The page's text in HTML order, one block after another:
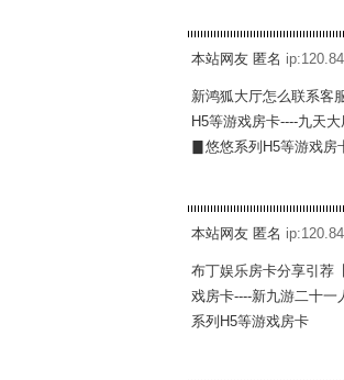
本站网友 匿名
新鸿狐大厅怎么联系
H5等游戏房卡----九天
▊悠悠系列H5等游戏房
本站网友 匿名
布丁娱乐房卡分享引
戏房卡----新九游二十
系列H5等游戏房卡